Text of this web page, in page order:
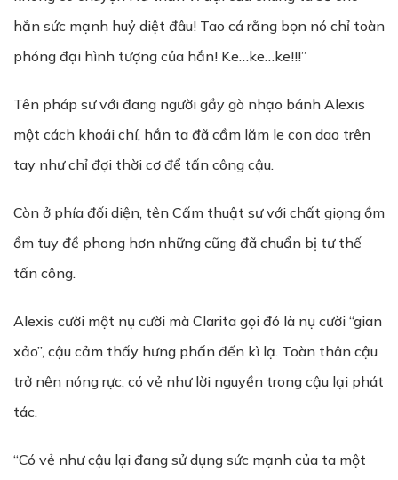
hắn sức mạnh huỷ diệt đâu! Tao cá rằng bọn nó chỉ toàn
phóng đại hình tượng của hắn! Ke…ke…ke!!!”
Tên pháp sư với đang người gầy gò nhạo bánh Alexis
một cách khoái chí, hắn ta đã cầm lăm le con dao trên
tay như chỉ đợi thời cơ để tấn công cậu.
Còn ở phía đối diện, tên Cấm thuật sư với chất giọng ồm
ồm tuy đề phong hơn những cũng đã chuẩn bị tư thế
tấn công.
Alexis cười một nụ cười mà Clarita gọi đó là nụ cười “gian
xảo”, cậu cảm thấy hưng phấn đến kì lạ. Toàn thân cậu
trở nên nóng rực, có vẻ như lời nguyền trong cậu lại phát
tác.
“Có vẻ như cậu lại đang sử dụng sức mạnh của ta một